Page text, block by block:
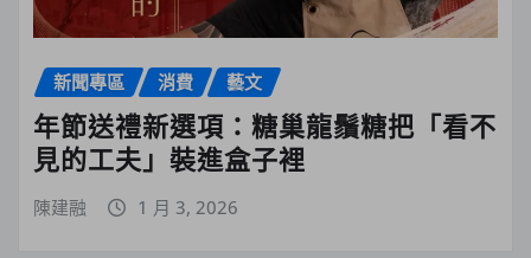
新聞專區 消費 藝文
年節送禮新選項：糖巢龍鬚糖把「看不
見的工夫」裝進盒子裡
陳建融 1 月 3, 2026